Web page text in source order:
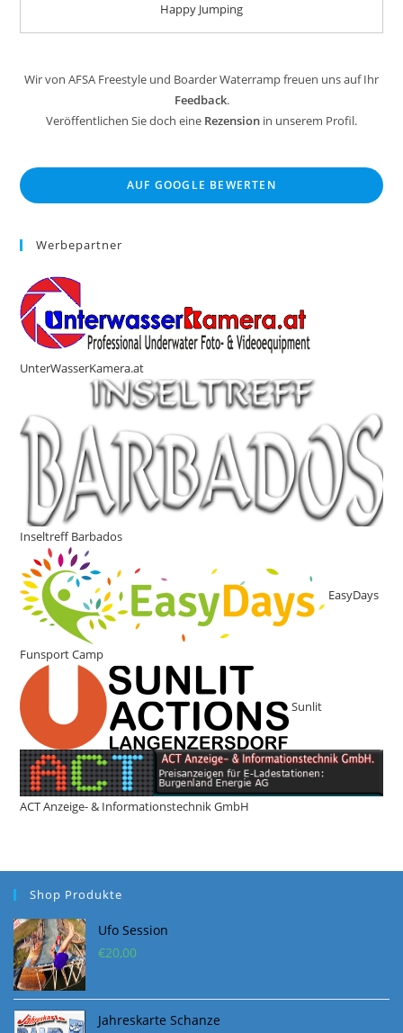
Happy Jumping
Wir von AFSA Freestyle und Boarder Waterramp freuen uns auf Ihr
Feedback.
Veröffentlichen Sie doch eine Rezension in unserem Profil.
AUF GOOGLE BEWERTEN
Werbepartner
UnterWasserKamera.at
Inseltreff Barbados
EasyDays
Funsport Camp
Sunlit
ACT Anzeige- & Informationstechnik GmbH
Shop Produkte
Ufo Session
€20,00
Jahreskarte Schanze